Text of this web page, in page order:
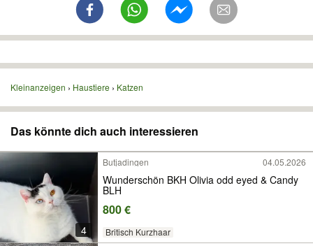
Kleinanzeigen Haustiere Katzen
Das könnte dich auch interessieren
4
Butjadingen 04.05.2026
Wunderschön BKH Olivia odd eyed & Candy
BLH
800 €
Britisch Kurzhaar